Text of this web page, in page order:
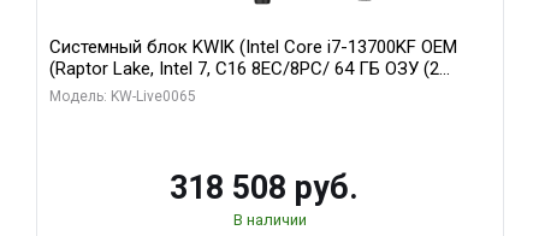
Системный блок KWIK (Intel Core i7-13700KF OEM
(Raptor Lake, Intel 7, C16 8EC/8PC/ 64 ГБ ОЗУ (2
модуля)/ ASUS RTX5080 PROART OC 16GB GDDR7
Модель: KW-Live0065
318 508 руб.
В наличии